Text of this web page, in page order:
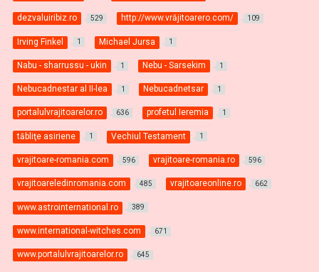
dezvaluiribiz.ro 529 http://www.vrăjitoarero.com/ 109
Irving Finkel 1 Michael Jursa 1
Nabu - sharrussu - ukin 1 Nebu - Sarsekim 1
Nebucadnestar al II-lea 1 Nebucadnetsar 1
portalulvrajitoarelor.ro 636 profetul Ieremia 1
tăbliţe asiriene 1 Vechiul Testament 1
vrajitoare-romania.com 596 vrajitoare-romania.ro 596
vrajitoareledinromania.com 485 vrajitoareonline.ro 662
www.astrointernational.ro 389
www.international-witches.com 671
www.portalulvrajitoarelor.ro 645